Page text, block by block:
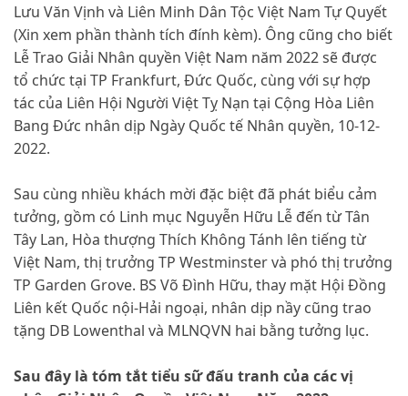
Lưu Văn Vịnh và Liên Minh Dân Tộc Việt Nam Tự Quyết
(Xin xem phần thành tích đính kèm). Ông cũng cho biết
Lễ Trao Giải Nhân quyền Việt Nam năm 2022 sẽ được
tổ chức tại TP Frankfurt, Đức Quốc, cùng với sự hợp
tác của Liên Hội Người Việt Tỵ Nạn tại Cộng Hòa Liên
Bang Đức nhân dịp Ngày Quốc tế Nhân quyền, 10-12-
2022.
Sau cùng nhiều khách mời đặc biệt đã phát biểu cảm
tưởng, gồm có Linh mục Nguyễn Hữu Lễ đến từ Tân
Tây Lan, Hòa thượng Thích Không Tánh lên tiếng từ
Việt Nam, thị trưởng TP Westminster và phó thị trưởng
TP Garden Grove. BS Võ Đình Hữu, thay mặt Hội Đồng
Liên kết Quốc nội-Hải ngoại, nhân dịp nầy cũng trao
tặng DB Lowenthal và MLNQVN hai bằng tưởng lục.
Sau đây là tóm tắt tiểu sữ đấu tranh của các vị